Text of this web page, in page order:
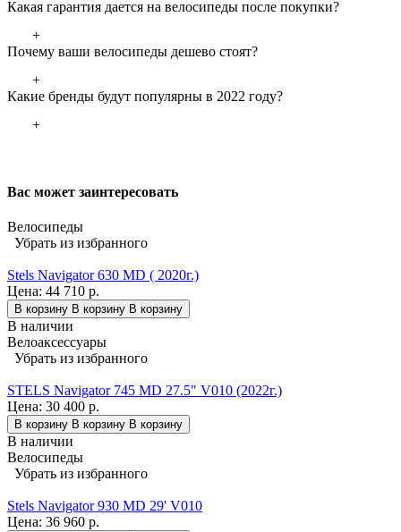
Какая гарантия дается на велосипеды после покупки?
+
Почему ваши велосипеды дешево стоят?
+
Какие бренды будут популярны в 2022 году?
+
Вас может заинтересовать
Велосипеды
Убрать из избранного
Stels Navigator 630 MD ( 2020г.)
Цена: 44 710 р.
В корзину В корзину В корзину
В наличии
Велоаксессуары
Убрать из избранного
STELS Navigator 745 MD 27.5" V010 (2022г.)
Цена: 30 400 р.
В корзину В корзину В корзину
В наличии
Велосипеды
Убрать из избранного
Stels Navigator 930 MD 29' V010
Цена: 36 960 р.